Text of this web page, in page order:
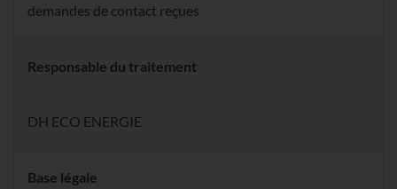
demandes de contact reçues
Responsable du traitement
DH ECO ENERGIE
Base légale